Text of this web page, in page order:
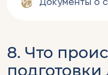
Выходные: суббота и воскресенье